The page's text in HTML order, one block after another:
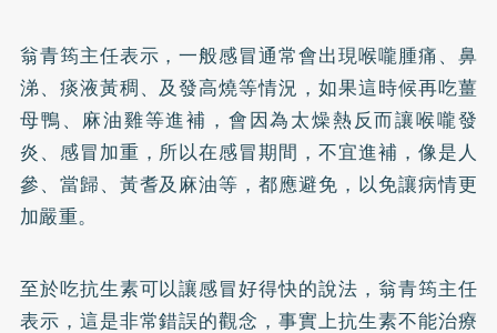
翁青筠主任表示，一般感冒通常會出現喉嚨腫痛、鼻
涕、痰液黃稠、及發高燒等情況，如果這時候再吃薑
母鴨、麻油雞等進補，會因為太燥熱反而讓喉嚨發
炎、感冒加重，所以在感冒期間，不宜進補，像是人
參、當歸、黃耆及麻油等，都應避免，以免讓病情更
加嚴重。
至於吃抗生素可以讓感冒好得快的說法，翁青筠主任
表示，這是非常錯誤的觀念，事實上抗生素不能治療